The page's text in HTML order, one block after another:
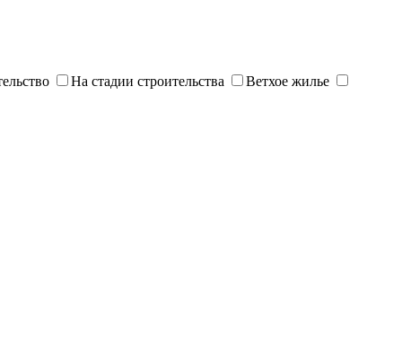
На стадии строительства
Ветхое жилье